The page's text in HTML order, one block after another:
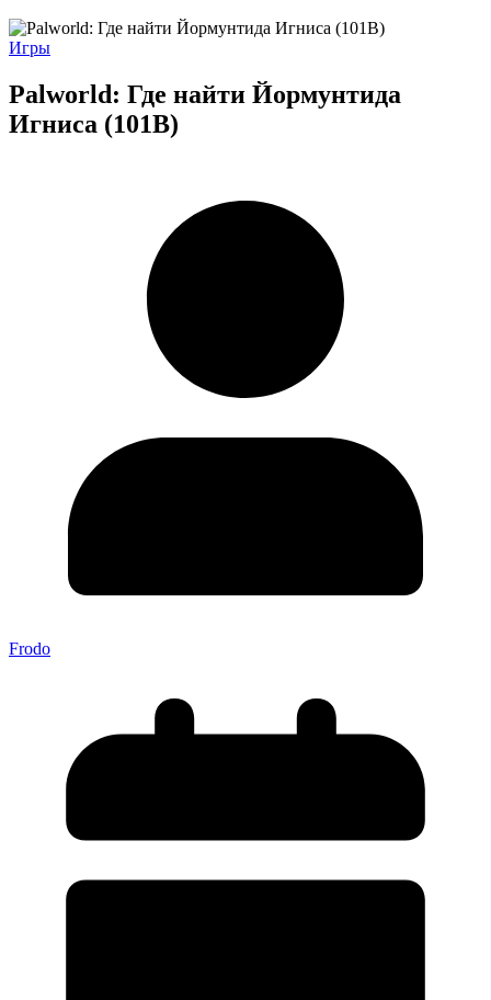
Игры
Palworld: Где найти Йормунтида
Игниса (101B)
Frodo